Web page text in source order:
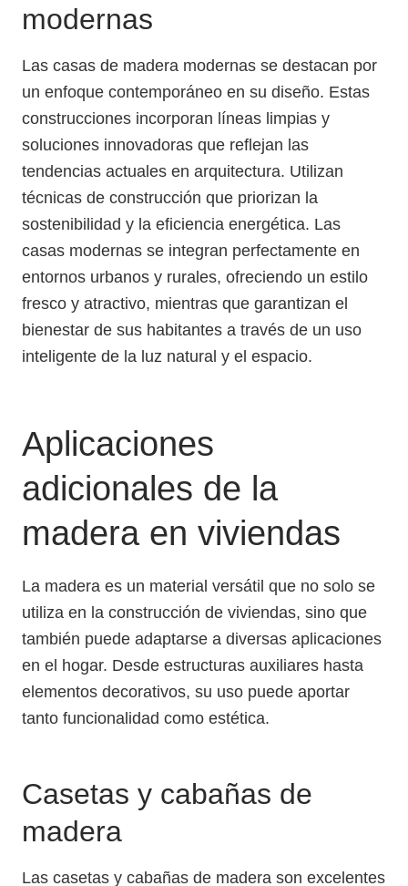
modernas
Las casas de madera modernas se destacan por
un enfoque contemporáneo en su diseño. Estas
construcciones incorporan líneas limpias y
soluciones innovadoras que reflejan las
tendencias actuales en arquitectura. Utilizan
técnicas de construcción que priorizan la
sostenibilidad y la eficiencia energética. Las
casas modernas se integran perfectamente en
entornos urbanos y rurales, ofreciendo un estilo
fresco y atractivo, mientras que garantizan el
bienestar de sus habitantes a través de un uso
inteligente de la luz natural y el espacio.
Aplicaciones
adicionales de la
madera en viviendas
La madera es un material versátil que no solo se
utiliza en la construcción de viviendas, sino que
también puede adaptarse a diversas aplicaciones
en el hogar. Desde estructuras auxiliares hasta
elementos decorativos, su uso puede aportar
tanto funcionalidad como estética.
Casetas y cabañas de
madera
Las casetas y cabañas de madera son excelentes